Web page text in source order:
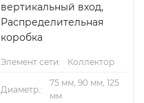
вертикальный вход,
Распределительная
коробка
Элемент сети: Коллектор
Диаметр.:
75 мм, 90 мм, 125
мм